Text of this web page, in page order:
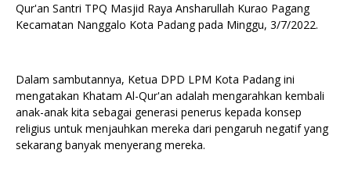
Qur'an Santri TPQ Masjid Raya Ansharullah Kurao Pagang
Kecamatan Nanggalo Kota Padang pada Minggu, 3/7/2022.
Dalam sambutannya, Ketua DPD LPM Kota Padang ini
mengatakan Khatam Al-Qur'an adalah mengarahkan kembali
anak-anak kita sebagai generasi penerus kepada konsep
religius untuk menjauhkan mereka dari pengaruh negatif yang
sekarang banyak menyerang mereka.